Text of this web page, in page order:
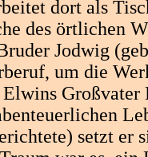
dort als
des örtlichen
Jodwig
um die
Großvater
setzt er